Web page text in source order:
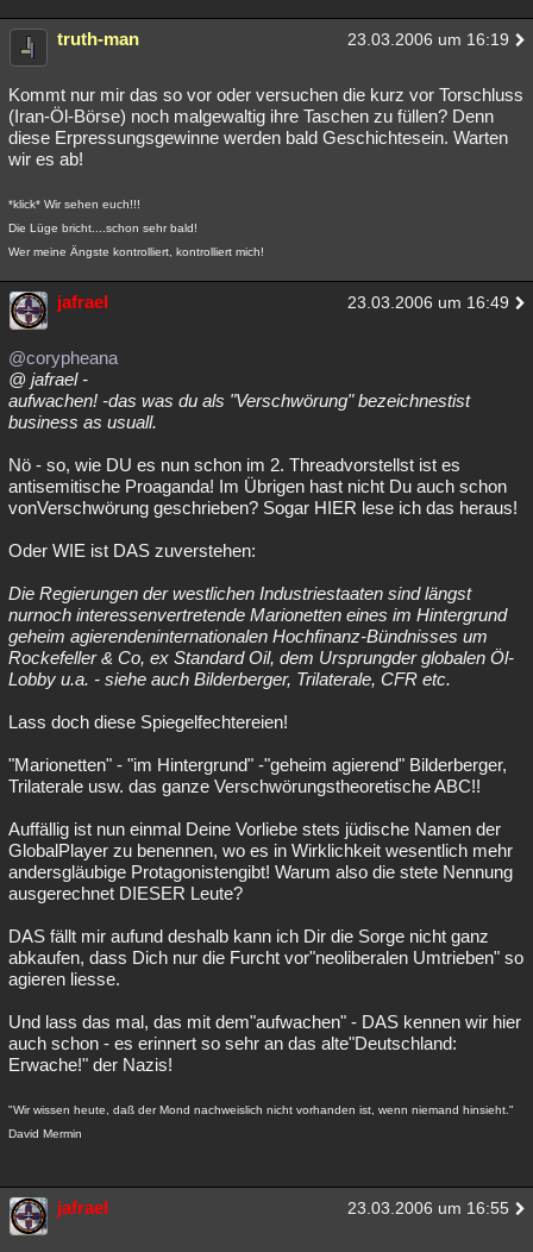
truth-man 23.03.2006 um 16:19
Kommt nur mir das so vor oder versuchen die kurz vor Torschluss
(Iran-Öl-Börse) noch malgewaltig ihre Taschen zu füllen? Denn
diese Erpressungsgewinne werden bald Geschichtesein. Warten
wir es ab!
*klick* Wir sehen euch!!!
Die Lüge bricht....schon sehr bald!
Wer meine Ängste kontrolliert, kontrolliert mich!
jafrael 23.03.2006 um 16:49
@corypheana
@ jafrael -
aufwachen! -das was du als "Verschwörung" bezeichnestist
business as usuall.
Nö - so, wie DU es nun schon im 2. Threadvorstellst ist es
antisemitische Proaganda! Im Übrigen hast nicht Du auch schon
vonVerschwörung geschrieben? Sogar HIER lese ich das heraus!
Oder WIE ist DAS zuverstehen:
Die Regierungen der westlichen Industriestaaten sind längst
nurnoch interessenvertretende Marionetten eines im Hintergrund
geheim agierendeninternationalen Hochfinanz-Bündnisses um
Rockefeller & Co, ex Standard Oil, dem Ursprungder globalen Öl-
Lobby u.a. - siehe auch Bilderberger, Trilaterale, CFR etc.
Lass doch diese Spiegelfechtereien!
"Marionetten" - "im Hintergrund" -"geheim agierend" Bilderberger,
Trilaterale usw. das ganze Verschwörungstheoretische ABC!!
Auffällig ist nun einmal Deine Vorliebe stets jüdische Namen der
GlobalPlayer zu benennen, wo es in Wirklichkeit wesentlich mehr
andersgläubige Protagonistengibt! Warum also die stete Nennung
ausgerechnet DIESER Leute?
DAS fällt mir aufund deshalb kann ich Dir die Sorge nicht ganz
abkaufen, dass Dich nur die Furcht vor"neoliberalen Umtrieben" so
agieren liesse.
Und lass das mal, das mit dem"aufwachen" - DAS kennen wir hier
auch schon - es erinnert so sehr an das alte"Deutschland:
Erwache!" der Nazis!
"Wir wissen heute, daß der Mond nachweislich nicht vorhanden ist, wenn niemand hinsieht."
David Mermin
jafrael 23.03.2006 um 16:55